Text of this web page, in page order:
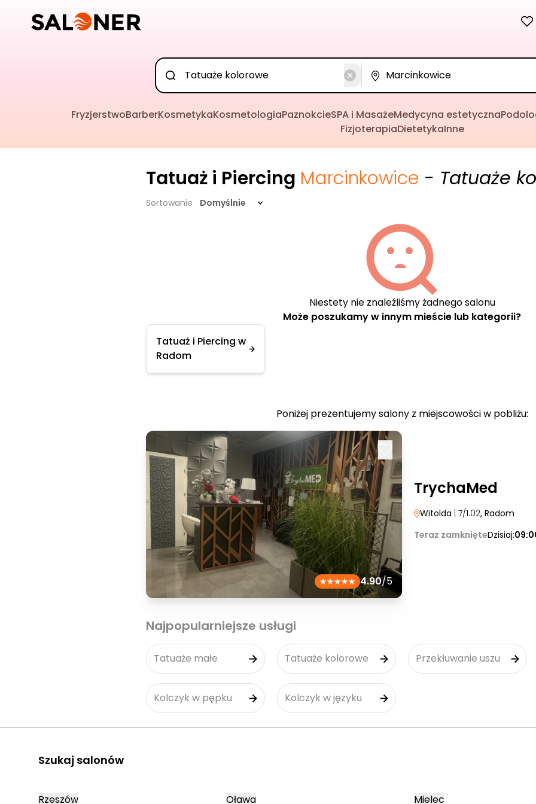
FryzjerstwoBarberKosmetykaKosmetologiaPaznokcieSPA i MasażeMedycyna estetyczna
FizjoterapiaDietetykaInne
Tatuaż i Piercing Marcinkowice - Tatuaże
Sortowanie Domyślnie
Niestety nie znaleźliśmy żadnego salonu
Może poszukamy w innym mieście lub kategorii?
Tatuaż i Piercing w
Radom
Poniżej prezentujemy salony z miejscowości w pobliżu:
4.90/5
TrychaMed
Witolda | 7/1.02, Radom
Teraz zamknięteDzisiaj:
Najpopularniejsze usługi
Tatuaże małe Tatuaże kolorowe Przekłuwanie uszu
Kolczyk w pępku Kolczyk w języku
Szukaj salonów
Rzeszów Oława Mielec